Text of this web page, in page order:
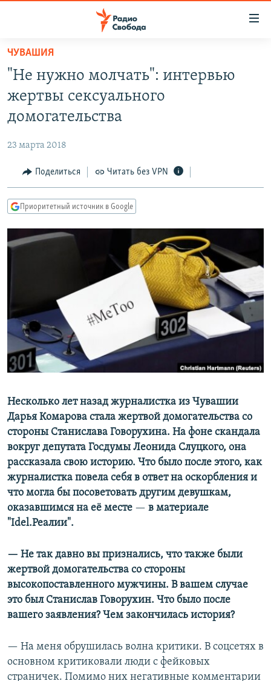
упрощенного
доступа
основному
Вернутся
Вернутся
поиску
ПРОГРАММЫ
ПОДКАСТЫ
АВТОРСКИЕ ПРОЕКТЫ
МНЕНИЯ
КУЛЬТУРА
КАВКАЗ.РЕАЛИИ
СЕВЕР.РЕАЛИИ
РАСПИСАНИЕ ВЕЩАНИЯ
ПОДПИШИТЕСЬ НА РАССЫЛКУ
СОЦИАЛЬНЫЕ СЕТИ
Все сайты РСЕ/РС
ЧУВАШИЯ
"Не нужно молчать": интервью
жертвы сексуального
домогательства
23 марта 2018
Поделиться Читать без VPN
Приоритетный источник в Google
Несколько лет назад журналистка из Чувашии
Дарья Комарова стала жертвой домогательства со
стороны Станислава Говорухина. На фоне скандала
вокруг депутата Госдумы Леонида Слуцкого, она
рассказала свою историю. Что было после этого, как
журналистка повела себя в ответ на оскорбления и
что могла бы посоветовать другим девушкам,
оказавшимся на её месте —​ в материале
"Idel.Реалии".
— Не так давно вы признались, что также были
жертвой домогательства со стороны
высокопоставленного мужчины. В вашем случае
это был Станислав Говорухин. Что было после
вашего заявления? Чем закончилась история?
— На меня обрушилась волна критики. В соцсетях в
основном критиковали люди с фейковых
страничек. Помимо них негативные комментарии